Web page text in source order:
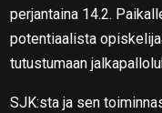
perjantaina 14.2.
potentiaalista
tutustumaan
SJK:sta ja sen